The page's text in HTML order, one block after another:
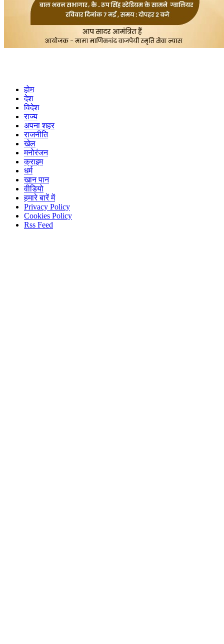
होम
देश
विदेश
राज्य
अपना शहर
राजनीति
खेल
मनोरंजन
क्राइम
धर्म
खान पान
वीडियो
हमारे बारें में
Privacy Policy
Cookies Policy
Rss Feed